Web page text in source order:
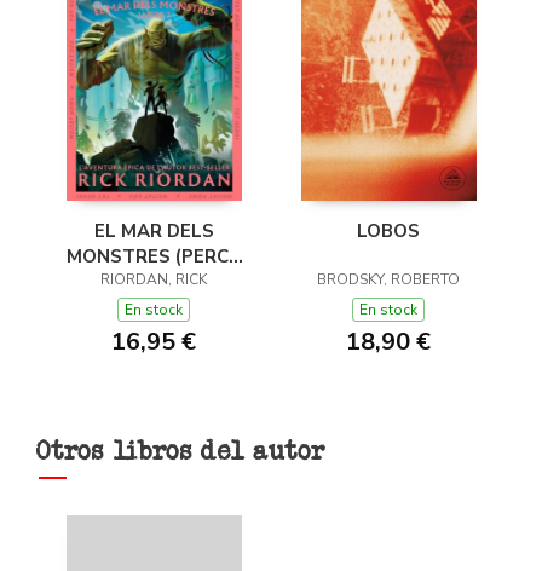
EL MAR DELS
MONSTRES (PERCY
JACKSON I ELS DÉUS
DE L'OLIMP 2)
RIORDAN, RICK
En stock
16,95 €
LOBOS
BRODSKY, ROBERTO
En stock
18,90 €
Otros libros del autor